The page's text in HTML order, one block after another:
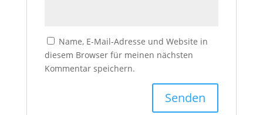
Name, E-Mail-Adresse und Website in
diesem Browser für meinen nächsten
Kommentar speichern.